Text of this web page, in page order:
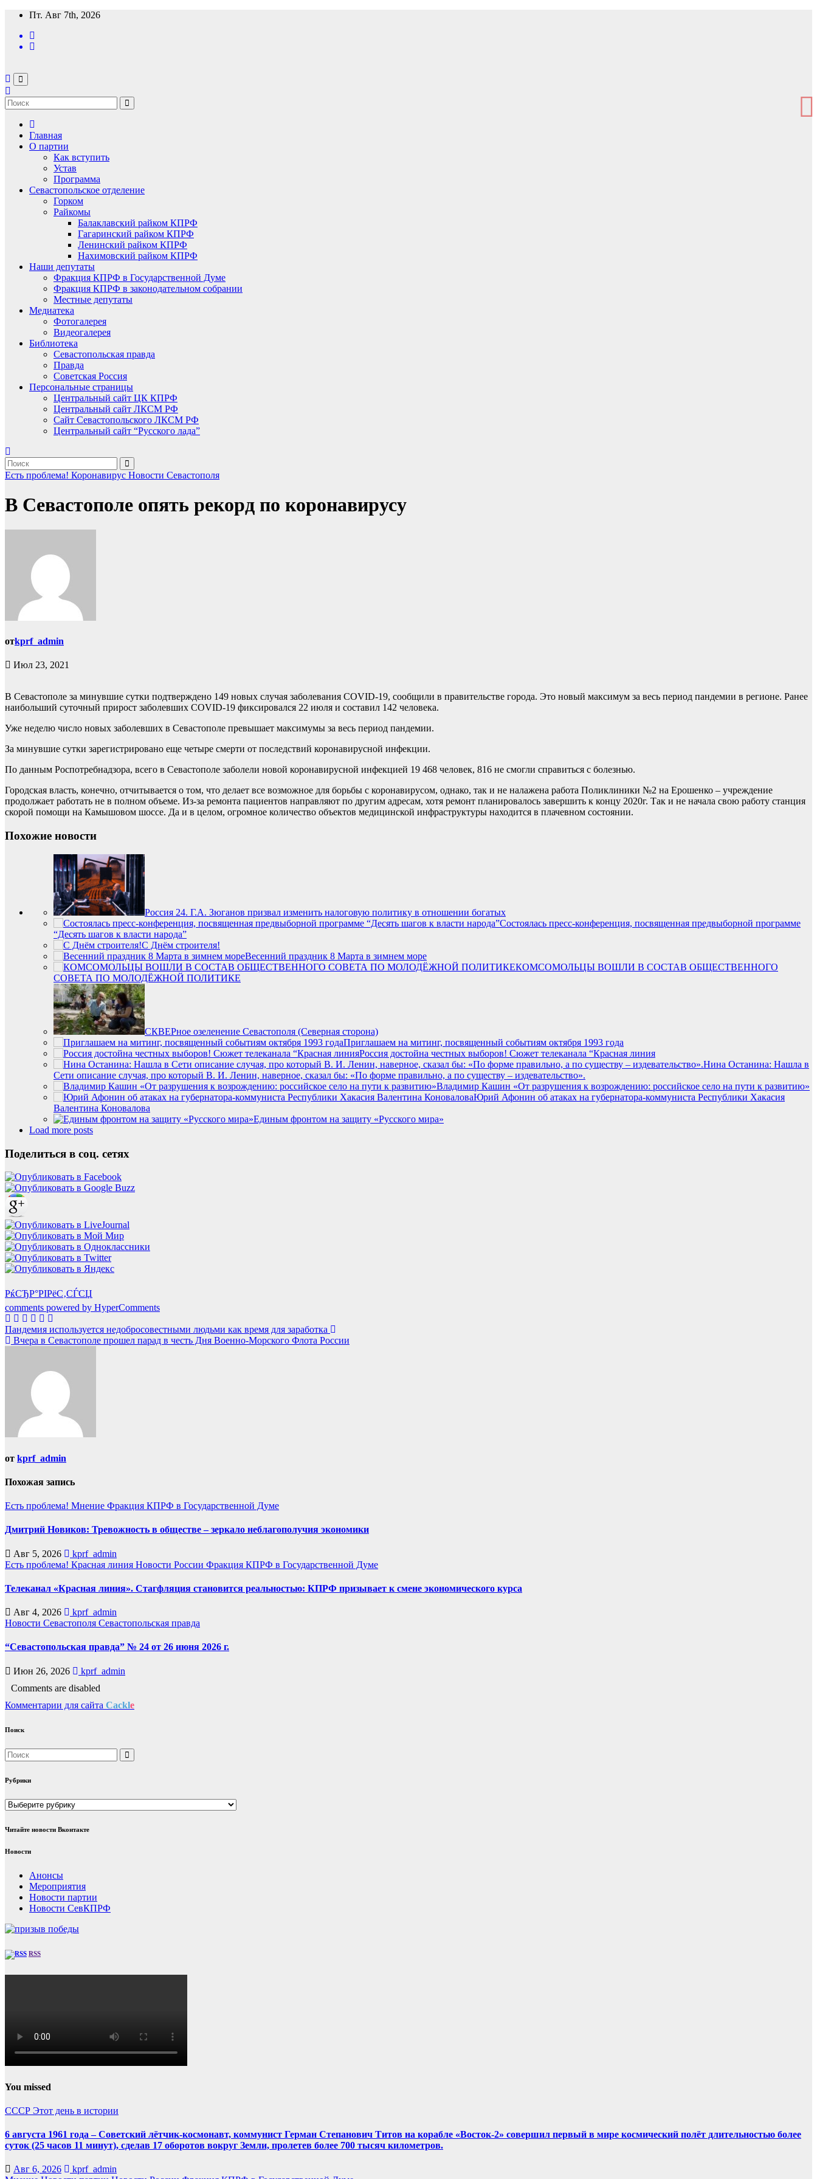
Перейти
содержимому
Пт. Авг 7th, 2026
Главная
О партии
Как вступить
Устав
Программа
Севастопольское отделение
Горком
Райкомы
Балаклавский райком КПРФ
Гагаринский райком КПРФ
Ленинский райком КПРФ
Нахимовский райком КПРФ
Наши депутаты
Фракция КПРФ в Государственной Думе
Фракция КПРФ в законодательном собрании
Местные депутаты
Медиатека
Фотогалерея
Видеогалерея
Библиотека
Севастопольская правда
Правда
Советская Россия
Персональные страницы
Центральный сайт ЦК КПРФ
Центральный сайт ЛКСМ РФ
Сайт Севастопольского ЛКСМ РФ
Центральный сайт “Русского лада”
Есть проблема! Коронавирус Новости Севастополя
В Севастополе опять рекорд по коронавирусу
отkprf_admin
Июл 23, 2021
В Севастополе за минувшие сутки подтверждено 149 новых случая заболевания COVID-19, сообщили в правительстве города. Это новый максимум за весь период пандемии в регионе. Ранее
наибольший суточный прирост заболевших COVID-19 фиксировался 22 июля и составил 142 человека.
Уже неделю число новых заболевших в Севастополе превышает максимумы за весь период пандемии.
За минувшие сутки зарегистрировано еще четыре смерти от последствий коронавирусной инфекции.
По данным Роспотребнадзора, всего в Севастополе заболели новой коронавирусной инфекцией 19 468 человек, 816 не смогли справиться с болезнью.
Городская власть, конечно, отчитывается о том, что делает все возможное для борьбы с коронавирусом, однако, так и не налажена работа Поликлиники №2 на Ерошенко – учреждение
продолжает работать не в полном объеме. Из-за ремонта пациентов направляют по другим адресам, хотя ремонт планировалось завершить к концу 2020г. Так и не начала свою работу станция
скорой помощи на Камышовом шоссе. Да и в целом, огромное количество объектов медицинской инфраструктуры находится в плачевном состоянии.
Похожие новости
Россия 24. Г.А. Зюганов призвал изменить налоговую политику в отношении богатых
Состоялась пресс-конференция, посвященная предвыборной программе
“Десять шагов к власти народа”
С Днём строителя!
Весенний праздник 8 Марта в зимнем море
КОМСОМОЛЬЦЫ ВОШЛИ В СОСТАВ ОБЩЕСТВЕННОГО
СОВЕТА ПО МОЛОДЁЖНОЙ ПОЛИТИКЕ
СКВЕРное озеленение Севастополя (Северная сторона)
Приглашаем на митинг, посвященный событиям октября 1993 года
Россия достойна честных выборов! Сюжет телеканала “Красная линия
Нина Останина: Нашла в
Сети описание случая, про который В. И. Ленин, наверное, сказал бы: «По форме правильно, а по существу – издевательство».
Владимир Кашин «От разрушения к возрождению: российское село на пути к развитию»
Юрий Афонин об атаках на губернатора-коммуниста Республики Хакасия
Валентина Коновалова
Единым фронтом на защиту «Русского мира»
Load more posts
Поделиться в соц. сетях
РќСЂР°РІРёС‚СЃСЏ
comments powered by HyperComments
Навигация
по
Пандемия используется недобросовестными людьми как время для заработка
Вчера в Севастополе прошел парад в честь Дня Военно-Морского Флота России
от kprf_admin
Похожая запись
Есть проблема! Мнение Фракция КПРФ в Государственной Думе
Дмитрий Новиков: Тревожность в обществе – зеркало неблагополучия экономики
Авг 5, 2026
kprf_admin
Есть проблема! Красная линия Новости России Фракция КПРФ в Государственной Думе
Телеканал «Красная линия». Стагфляция становится реальностью: КПРФ призывает к смене экономического курса
Авг 4, 2026
kprf_admin
Новости Севастополя Севастопольская правда
“Севастопольская правда” № 24 от 26 июня 2026 г.
Июн 26, 2026
kprf_admin
Comments are disabled
Комментарии для сайта Cackle
Поиск
Рубрики
Рубрики
Читайте новости Вконтакте
Новости
Анонсы
Мероприятия
Новости партии
Новости СевКПРФ
RSS
You missed
СССР Этот день в истории
6 августа 1961 года – Советский лётчик-космонавт, коммунист Герман Степанович Титов на корабле «Восток-2» совершил первый в мире космический полёт длительностью более
суток (25 часов 11 минут), сделав 17 оборотов вокруг Земли, пролетев более 700 тысяч километров.
Авг 6, 2026
kprf_admin